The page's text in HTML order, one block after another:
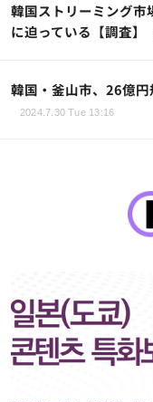
韓国ストリーミング
に迫っている【調査】
韓国・釜山市、26億
2024.7.30 Tue 13:16